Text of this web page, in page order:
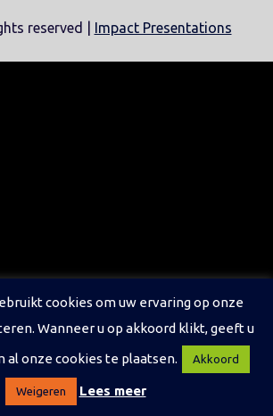
reserved | Impact Presentations
cookies om uw ervaring op onze
Wanneer u op akkoord klikt, geeft u
onze cookies te plaatsen.
Akkoord
Weigeren Lees meer